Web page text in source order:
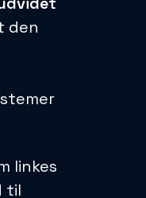
den
linkes
til